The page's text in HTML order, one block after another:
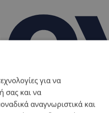
για να
σας και να
αναγνωριστικά και